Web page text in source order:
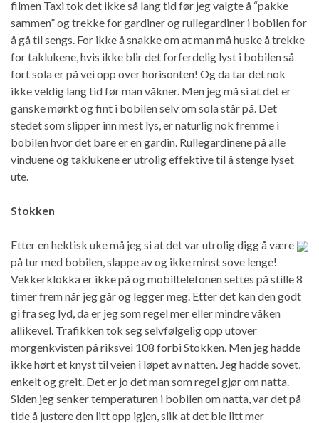
filmen Taxi tok det ikke så lang tid før jeg valgte å “pakke
sammen” og trekke for gardiner og rullegardiner i bobilen for
å gå til sengs. For ikke å snakke om at man må huske å trekke
for taklukene, hvis ikke blir det forferdelig lyst i bobilen så
fort sola er på vei opp over horisonten! Og da tar det nok
ikke veldig lang tid før man våkner. Men jeg må si at det er
ganske mørkt og fint i bobilen selv om sola står på. Det
stedet som slipper inn mest lys, er naturlig nok fremme i
bobilen hvor det bare er en gardin. Rullegardinene på alle
vinduene og taklukene er utrolig effektive til å stenge lyset
ute.
Stokken
Etter en hektisk uke må jeg si at det var utrolig digg å være
på tur med bobilen, slappe av og ikke minst sove lenge!
Vekkerklokka er ikke på og mobiltelefonen settes på stille 8
timer frem når jeg går og legger meg. Etter det kan den godt
gi fra seg lyd, da er jeg som regel mer eller mindre våken
allikevel. Trafikken tok seg selvfølgelig opp utover
morgenkvisten på riksvei 108 forbi Stokken. Men jeg hadde
ikke hørt et knyst til veien i løpet av natten. Jeg hadde sovet,
enkelt og greit. Det er jo det man som regel gjør om natta.
Siden jeg senker temperaturen i bobilen om natta, var det på
tide å justere den litt opp igjen, slik at det ble litt mer